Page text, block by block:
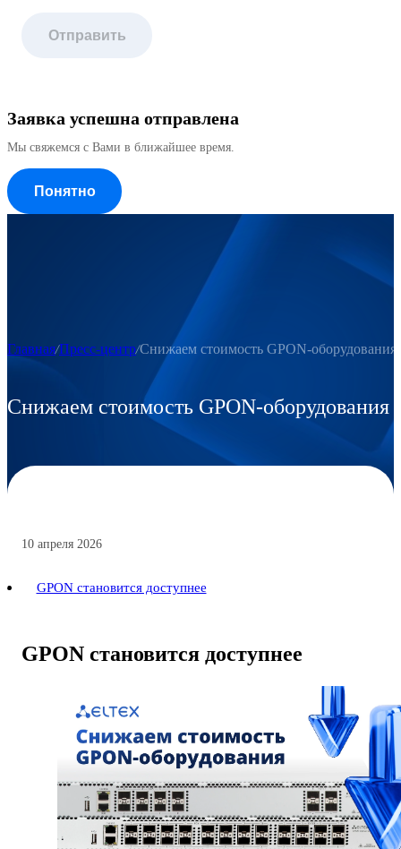
Отправить
Заявка успешна отправлена
Мы свяжемся с Вами в ближайшее время.
Понятно
Главная Пресс-центр Снижаем стоимость GPON-оборудования
Снижаем стоимость GPON-оборудования
10 апреля 2026
GPON становится доступнее
GPON становится доступнее